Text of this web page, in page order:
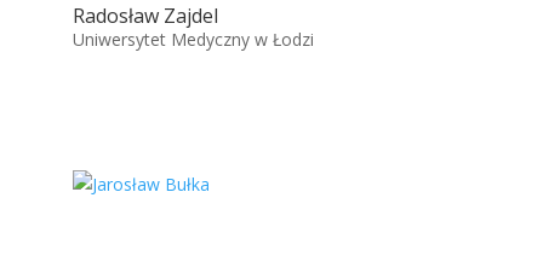
Radosław Zajdel
Uniwersytet Medyczny w Łodzi